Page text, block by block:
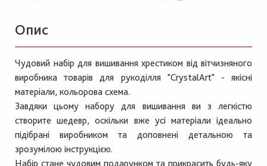
Опис
Чудовий набір для вишивання хрестиком від вітчизняного
виробника товарів для рукоділля "CrystalArt" - якісні
матеріали, кольорова схема.
Завдяки цьому набору для вишивання ви з легкістю
створите шедевр, оскільки вже усі матеріали ідеально
підібрані виробником та доповнені детальною та
зрозумілою інструкцією.
Набір стане чудовим подарунком та прикрасить будь-яку